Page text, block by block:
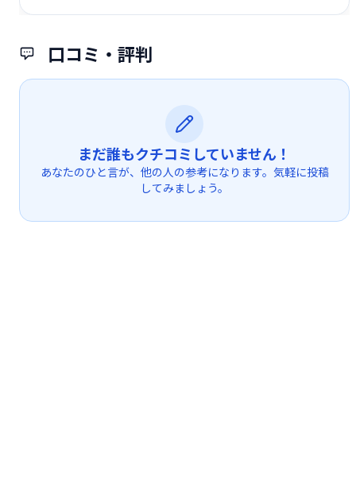
口コミ・評判
まだ誰もクチコミしていません！
あなたのひと言が、他の人の参考になります。気軽に投稿
してみましょう。